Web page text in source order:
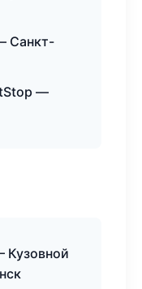
Санкт-
—
Кузовной